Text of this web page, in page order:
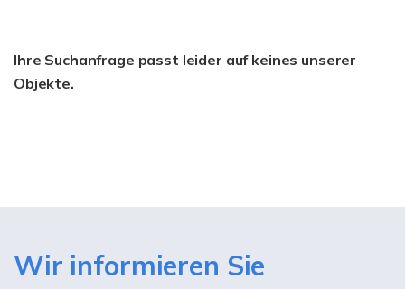
Ihre Suchanfrage passt leider auf keines unserer
Objekte.
Wir informieren Sie